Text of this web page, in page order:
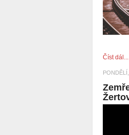
Číst dál...